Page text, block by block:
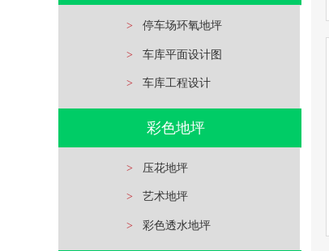
> 停车场环氧地坪
> 车库平面设计图
> 车库工程设计
彩色地坪
> 压花地坪
> 艺术地坪
> 彩色透水地坪